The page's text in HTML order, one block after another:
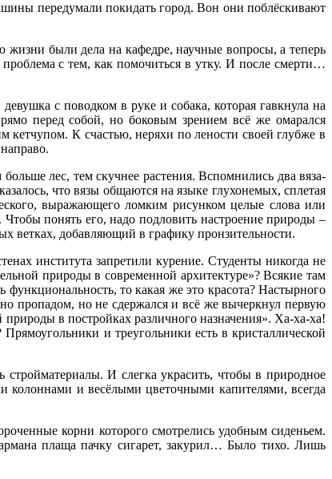
передумали покидать город. Вон они поблёскивают
жизни были дела на кафедре, научные вопросы, а теперь
с тем, как помочиться в утку. И после смерти…
с поводком в руке и собака, которая гавкнула на
перед собой, но боковым зрением всё же омарался
кетчупом. К счастью, неряхи по лености своей глубже в
лес, тем скучнее растения. Вспомнились два вяза-
что вязы общаются на языке глухонемых, сплетая
выражающего ломким рисунком целые слова или
понять его, надо подловить настроение природы –
ветках, добавляющий в графику пронзительности.
института запретили курение. Студенты никогда не
природы в современной архитектуре»? Всякие там
то какая же это красота? Настырного
пропадом, но не сдержался и всё же вычеркнул первую
в постройках различного назначения». Ха-ха-ха!
и треугольники есть в кристаллической
И слегка украсить, чтобы в природное
колоннами и весёлыми цветочными капителями, всегда
корни которого смотрелись удобным сиденьем.
плаща пачку сигарет, закурил… Было тихо. Лишь